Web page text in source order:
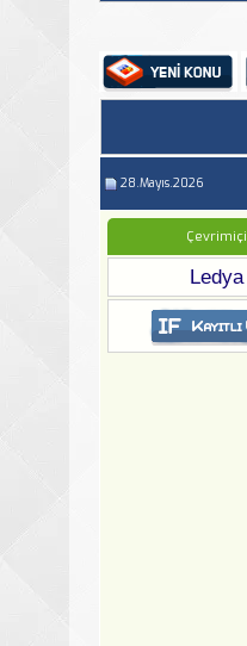
28.Mayıs.2026
Çevrimiçi
Ledya